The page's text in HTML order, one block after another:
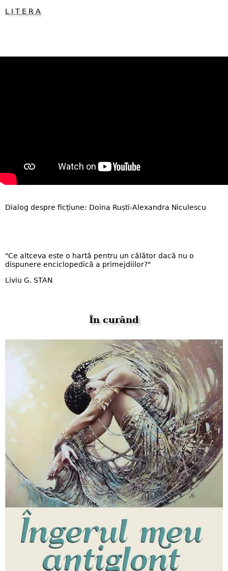
L I T E R A
Dialog despre ficțiune: Doina Ruști-Alexandra Niculescu
"Ce altceva este o hartă pentru un călător dacă nu o
dispunere enciclopedică a primejdiilor?"
Liviu G. STAN
În curând